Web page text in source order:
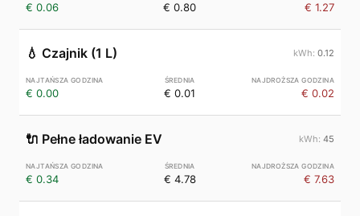
€ 0.06 € 0.80 € 1.27
💧 Czajnik (1 L) 0.12
€ 0.00 € 0.01 € 0.02
🔌 Pełne ładowanie EV 45
€ 0.34 € 4.78 € 7.63